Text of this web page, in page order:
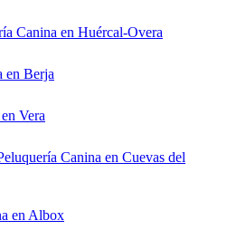
Canina en Huércal-Overa
en Berja
Vera
Canina en Cuevas del
en Albox